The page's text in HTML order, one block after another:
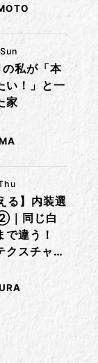
私が「本
い！」と一
家
る】内装選
｜同じ白
で違う！
クスチャ
をつけるコ